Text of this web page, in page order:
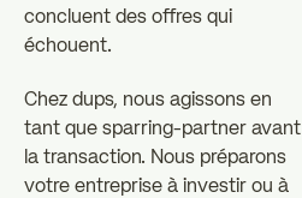
concluent des offres qui
échouent.
Chez dups, nous agissons en
tant que sparring-partner avant
la transaction. Nous préparons
votre entreprise à investir ou à